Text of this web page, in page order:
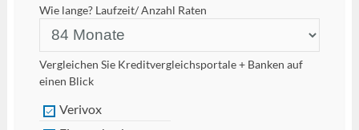
Wie lange?Laufzeit/ Anzahl Raten
Vergleichen Sie Kreditvergleichsportale + Banken auf
einen Blick
Verivox